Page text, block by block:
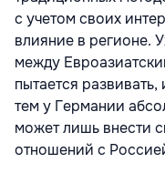
с учетом своих
влияние в регионе.
между
пытается
тем у Германии
может лишь внести
отношений с